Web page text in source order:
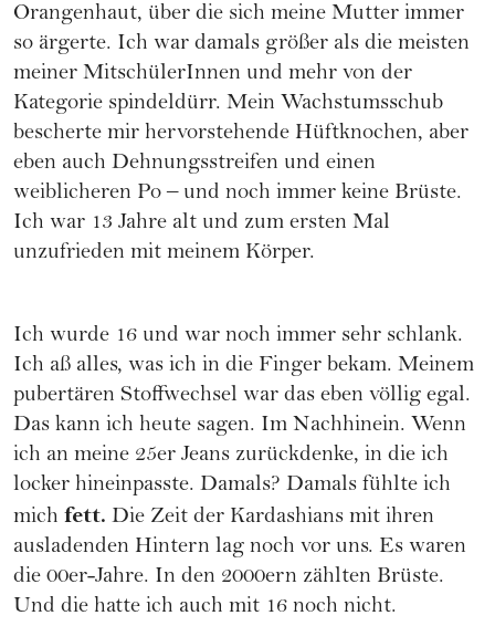
Orangenhaut, über die sich meine Mutter immer
so ärgerte. Ich war damals größer als die meisten
meiner MitschülerInnen und mehr von der
Kategorie spindeldürr. Mein Wachstumsschub
bescherte mir hervorstehende Hüftknochen, aber
eben auch Dehnungsstreifen und einen
weiblicheren Po – und noch immer keine Brüste.
Ich war 13 Jahre alt und zum ersten Mal
unzufrieden mit meinem Körper.
Ich wurde 16 und war noch immer sehr schlank.
Ich aß alles, was ich in die Finger bekam. Meinem
pubertären Stoffwechsel war das eben völlig egal.
Das kann ich heute sagen. Im Nachhinein. Wenn
ich an meine 25er Jeans zurückdenke, in die ich
locker hineinpasste. Damals? Damals fühlte ich
mich fett. Die Zeit der Kardashians mit ihren
ausladenden Hintern lag noch vor uns. Es waren
die 00er-Jahre. In den 2000ern zählten Brüste.
Und die hatte ich auch mit 16 noch nicht.